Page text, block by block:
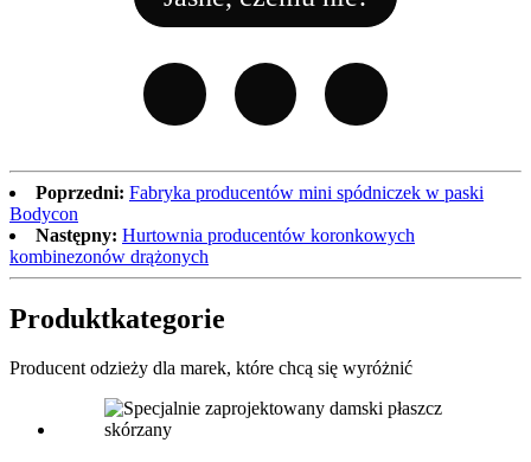
Poprzedni: Fabryka producentów mini spódniczek w paski
Bodycon
Następny: Hurtownia producentów koronkowych
kombinezonów drążonych
Produktkategorie
Producent odzieży dla marek, które chcą się wyróżnić